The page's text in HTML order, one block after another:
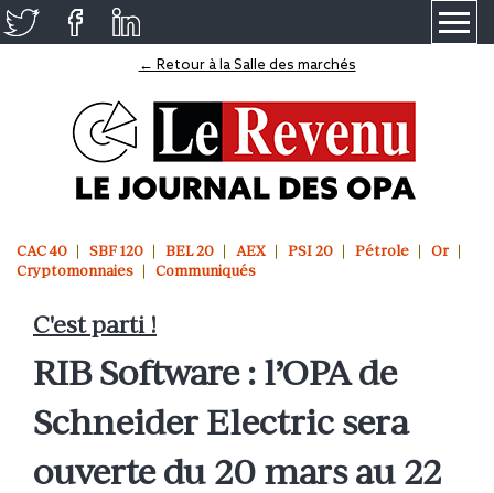
← Retour à la Salle des marchés
CAC 40 SBF 120 BEL 20 AEX PSI 20 Pétrole
Or
Cryptomonnaies
Communiqués
C'est parti !
RIB Software : l’OPA de
Schneider Electric sera
ouverte du 20 mars au 22